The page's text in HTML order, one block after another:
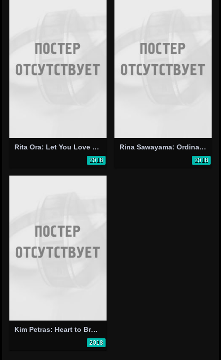
Rita Ora: Let You Love Me
2018
Rina Sawayama: Ordinary Superstar
2018
Kim Petras: Heart to Break
2018